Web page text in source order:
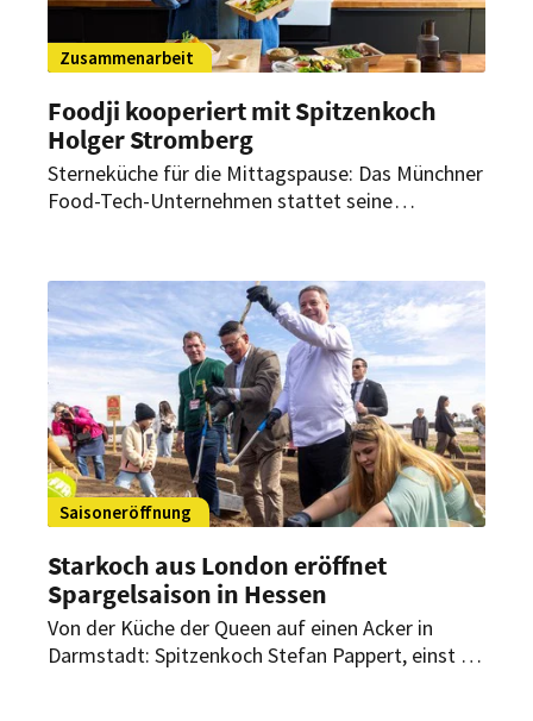
Zusammenarbeit
Foodji kooperiert mit Spitzenkoch
Holger Stromberg
Sterneküche für die Mittagspause: Das Münchner
Food-Tech-Unternehmen stattet seine
Nationalmannschaft aus. Die neuen Mahlzeiten
sollen eine ausgewogene Versorgung am
Arbeitsplatz unterstützen.
Saisoneröffnung
Starkoch aus London eröffnet
Spargelsaison in Hessen
Von der Küche der Queen auf einen Acker in
Darmstadt: Spitzenkoch Stefan Pappert, einst in